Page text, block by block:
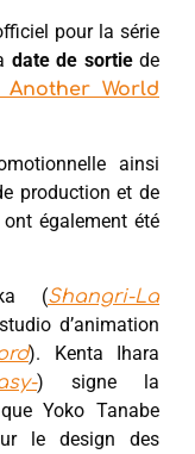
pour la série
date de sortiede
Another World
ainsi
production et de
également été
(Shangri-La
d’animation
). Kenta Ihara
) signe la
Yoko Tanabe
le design des